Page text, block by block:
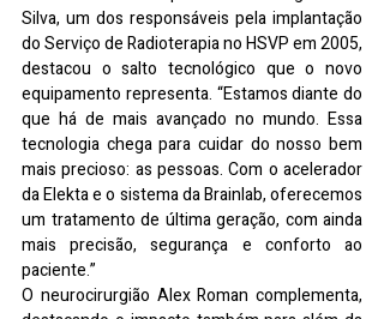
Silva, um dos responsáveis pela implantação
do Serviço de Radioterapia no HSVP em 2005,
destacou o salto tecnológico que o novo
equipamento representa. “Estamos diante do
que há de mais avançado no mundo. Essa
tecnologia chega para cuidar do nosso bem
mais precioso: as pessoas. Com o acelerador
da Elekta e o sistema da Brainlab, oferecemos
um tratamento de última geração, com ainda
mais precisão, segurança e conforto ao
paciente.”
O neurocirurgião Alex Roman complementa,